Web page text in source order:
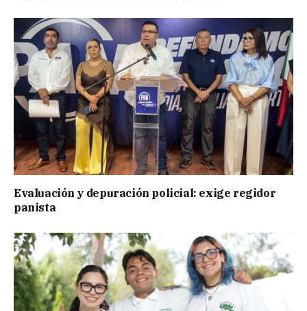
Evaluación y depuración policial: exige regidor
panista